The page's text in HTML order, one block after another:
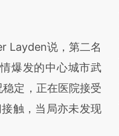
Layden说，第二名
爆发的中心城市武
定，正在医院接受
触，当局亦未发现